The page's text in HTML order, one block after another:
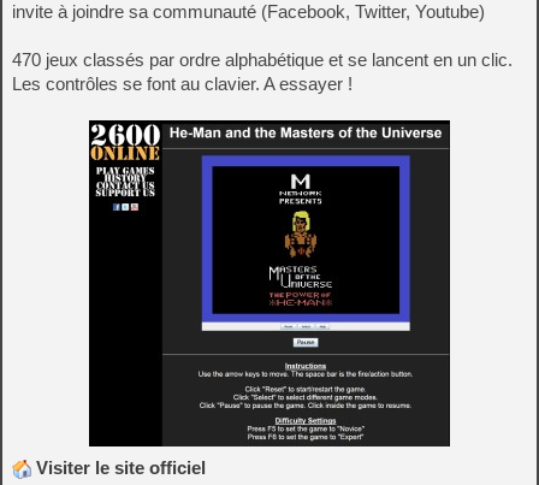
invite à joindre sa communauté (Facebook, Twitter, Youtube)
470 jeux classés par ordre alphabétique et se lancent en un clic.
Les contrôles se font au clavier. A essayer !
Visiter le site officiel